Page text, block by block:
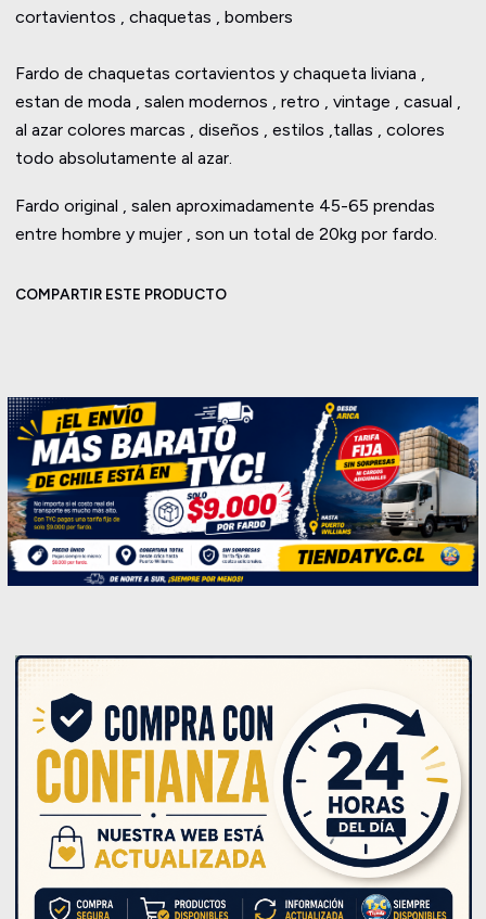
cortavientos , chaquetas , bombers
Fardo de chaquetas cortavientos y chaqueta liviana ,
estan de moda , salen modernos , retro , vintage , casual ,
al azar colores marcas , diseños , estilos ,tallas , colores
todo absolutamente al azar.
Fardo original , salen aproximadamente 45-65 prendas
entre hombre y mujer , son un total de 20kg por fardo.
COMPARTIR ESTE PRODUCTO